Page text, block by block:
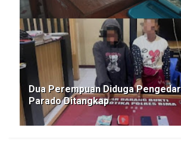
Dua Perempuan Diduga
Parado Ditangkap